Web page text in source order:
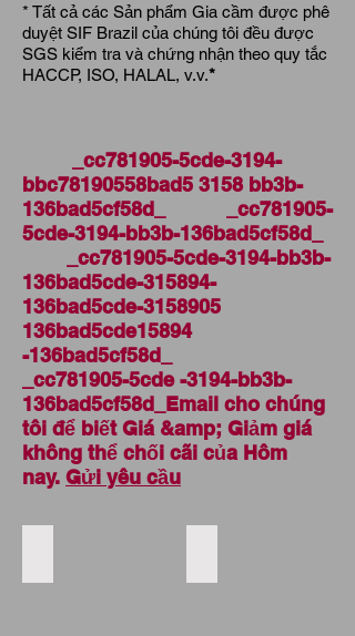
* Tất cả các Sản phẩm Gia cầm được phê
duyệt SIF Brazil của chúng tôi đều được
SGS kiểm tra và chứng nhận theo quy tắc
HACCP, ISO, HALAL, v.v.*
_cc781905-5cde-3194-
bbc78190558bad5 3158 bb3b-
136bad5cf58d_ _cc781905-
5cde-3194-bb3b-136bad5cf58d_
_cc781905-5cde-3194-bb3b-
136bad5cde-315894-
136bad5cde-3158905
136bad5cde15894
-136bad5cf58d_
_cc781905-5cde -3194-bb3b-
136bad5cf58d_Email cho chúng
tôi để biết Giá &amp; Giảm giá
không thể chối cãi của Hôm
nay. Gửi yêu cầu